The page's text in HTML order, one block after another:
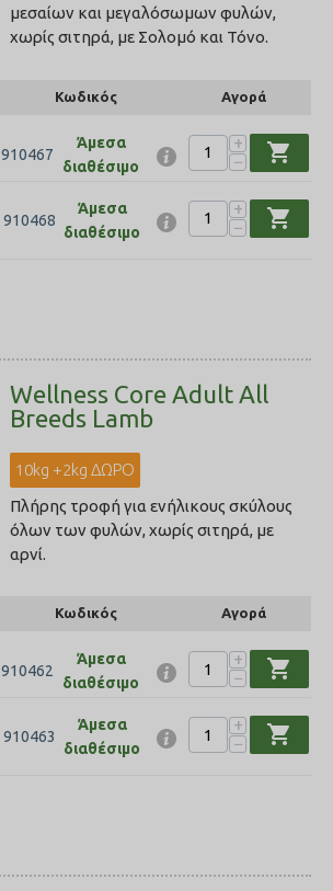
μεσαίων και μεγαλόσωμων φυλών,
χωρίς σιτηρά, με Σολομό και Τόνο.
Κωδικός Αγορά
910467
Άμεσα
διαθέσιμο
+
−
shopping_cart
910468
Άμεσα
διαθέσιμο
+
−
shopping_cart
Wellness Core Adult All
Breeds Lamb
10kg +2kg ΔΩΡΟ
Πλήρης τροφή για ενήλικους σκύλους
όλων των φυλών, χωρίς σιτηρά, με
αρνί.
Κωδικός Αγορά
910462
Άμεσα
διαθέσιμο
+
−
shopping_cart
910463
Άμεσα
διαθέσιμο
+
−
shopping_cart